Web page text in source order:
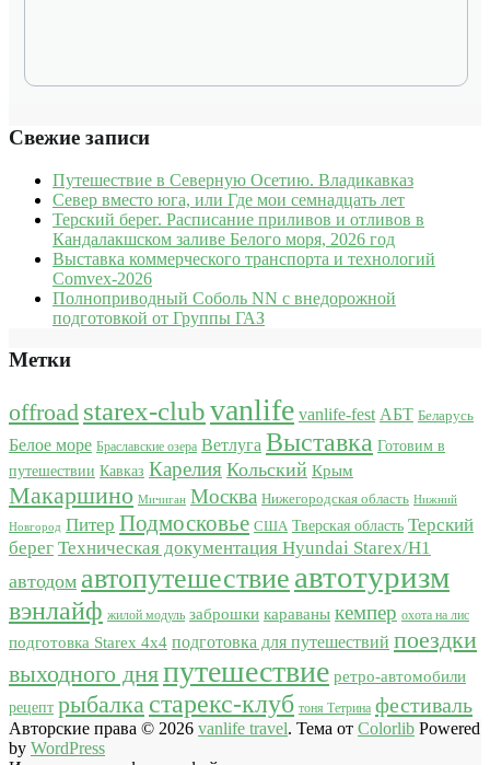
Свежие записи
Путешествие в Северную Осетию. Владикавказ
Север вместо юга, или Где мои семнадцать лет
Терский берег. Расписание приливов и отливов в
Кандалакшском заливе Белого моря, 2026 год
Выставка коммерческого транспорта и технологий
Comvex-2026
Полноприводный Соболь NN с внедорожной
подготовкой от Группы ГАЗ
Метки
offroad starex-clubvanlife vanlife-fest АБТ Беларусь
Белое море Браславские озера Ветлуга Выставка Готовим в
путешествии Кавказ Карелия Кольский Крым
Макаршино Мичиган Москва Нижегородская область Нижний
Новгород Питер Подмосковье США Тверская область Терский
берег Техническая документация Hyundai Starex/H1
автодом автопутешествие автотуризм
вэнлайф жилой модуль заброшки караваны кемпер охота на лис
подготовка Starex 4x4 подготовка для путешествий поездки
выходного дняпутешествие ретро-автомобили
рецепт рыбалка старекс-клуб тоня Тетрина фестиваль
Авторские права © 2026 vanlife travel. Тема от Colorlib Powered
by WordPress